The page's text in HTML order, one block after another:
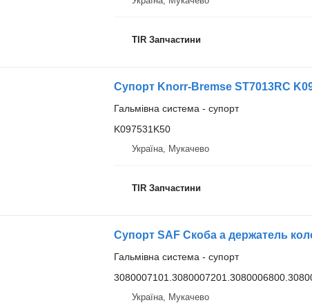
TIR Запчастини
Супорт Knorr-Bremse ST7013RC
Гальмівна система - супорт
K097531K50
Україна, Мукачево
TIR Запчастини
Гальмівна система - супорт
Україна, Мукачево